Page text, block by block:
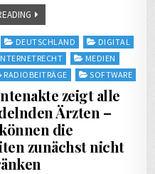
DEUTSCHLAND
DIGITAL
MEDIEN
RADIOBEITRÄGE SOFTWARE
zeigt alle
Ärzten –
die
zunächst nicht